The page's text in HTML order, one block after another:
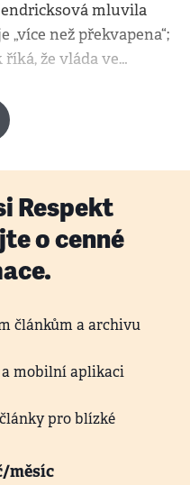
mluvila
„více než překvapena“;
že vláda ve…
Respekt
o cenné
článkům a archivu
mobilní aplikaci
pro blízké
měsíc